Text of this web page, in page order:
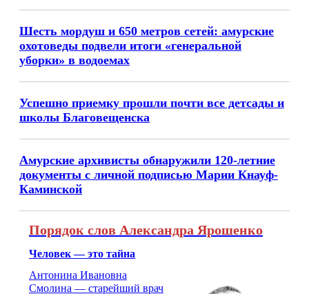
Шесть мордуш и 650 метров сетей: амурские
охотоведы подвели итоги «генеральной
уборки» в водоемах
Успешно приемку прошли почти все детсады и
школы Благовещенска
Амурские архивисты обнаружили 120-летние
документы с личной подписью Марии Кнауф-
Каминской
Порядок слов Александра Ярошенко
Человек — это тайна
Антонина Ивановна
Смолина — старейший врач